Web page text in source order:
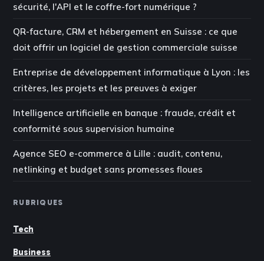
sécurité, l'API et le coffre-fort numérique ?
QR-facture, CRM et hébergement en Suisse : ce que
doit offrir un logiciel de gestion commerciale suisse
Entreprise de développement informatique à Lyon : les
critères, les projets et les preuves à exiger
Intelligence artificielle en banque : fraude, crédit et
conformité sous supervision humaine
Agence SEO e-commerce à Lille : audit, contenu,
netlinking et budget sans promesses floues
RUBRIQUES
Tech
Business